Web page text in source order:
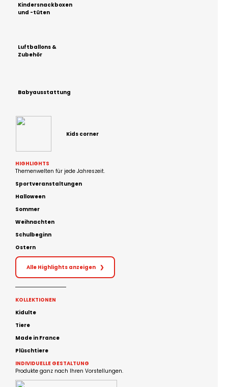
Kindersnackboxen
und -tüten
Luftballons &
Zubehör
Babyausstattung
Kids corner
HIGHLIGHTS
Themenwelten für jede Jahreszeit.
Sportveranstaltungen
Halloween
Sommer
Weihnachten
Schulbeginn
Ostern
Alle Highlights anzeigen ❯
KOLLEKTIONEN
Kidulte
Tiere
Made in France
Plüschtiere
INDIVIDUELLE GESTALTUNG
Produkte ganz nach Ihren Vorstellungen.